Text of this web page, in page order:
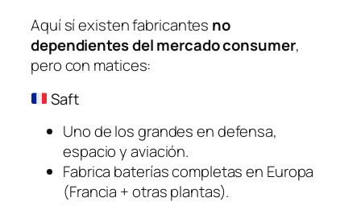
Aquí sí existen fabricantes no
dependientes del mercado consumer,
pero con matices:
Saft
Uno de los grandes en defensa,
espacio y aviación.
Fabrica baterías completas en Europa
(Francia + otras plantas).